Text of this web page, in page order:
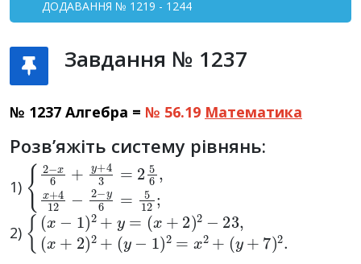
ДОДАВАННЯ № 1219 - 1244
Завдання № 1237
№ 1237 Алгебра = № 56.19 Математика
Розв’яжіть систему рівнянь:
1) {2−x6 +y +43 =2 56,x
2) {( x− 1) 2+y=( x+2) 2− 23,(x +2 )2+
y −1 )2 =x2+( y+7 2.